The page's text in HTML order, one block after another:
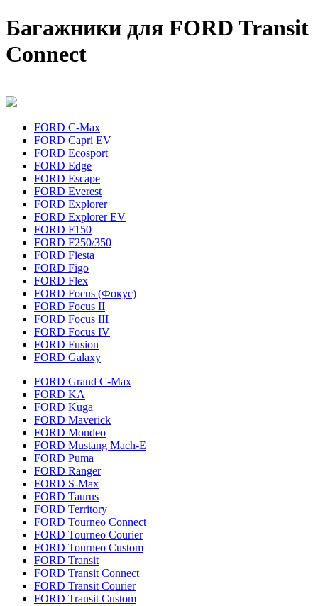
Багажники для FORD Transit
Connect
FORD C-Max
FORD Capri EV
FORD Ecosport
FORD Edge
FORD Escape
FORD Everest
FORD Explorer
FORD Explorer EV
FORD F150
FORD F250/350
FORD Fiesta
FORD Figo
FORD Flex
FORD Focus (Фокус)
FORD Focus II
FORD Focus III
FORD Focus IV
FORD Fusion
FORD Galaxy
FORD Grand C-Max
FORD KA
FORD Kuga
FORD Maverick
FORD Mondeo
FORD Mustang Mach-E
FORD Puma
FORD Ranger
FORD S-Max
FORD Taurus
FORD Territory
FORD Tourneo Connect
FORD Tourneo Courier
FORD Tourneo Custom
FORD Transit
FORD Transit Connect
FORD Transit Courier
FORD Transit Custom